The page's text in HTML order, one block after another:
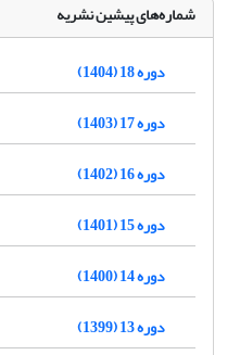
شماره‌های پیشین نشریه
دوره 18 (1404)
دوره 17 (1403)
دوره 16 (1402)
دوره 15 (1401)
دوره 14 (1400)
دوره 13 (1399)